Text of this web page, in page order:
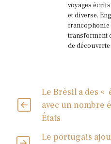
voyages
et diverse.
francophonie
transforment
de
Le Brésil a des «
avec un nombre
États
Le portugais